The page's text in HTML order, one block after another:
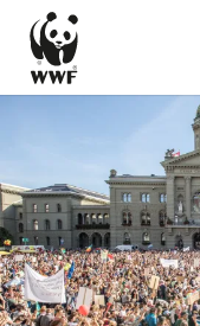
contenu
principal